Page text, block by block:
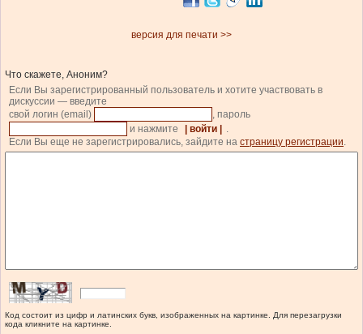
версия для печати >>
Что скажете, Аноним?
Если Вы зарегистрированный пользователь и хотите участвовать в
дискуссии — введите
свой логин (email)
, пароль
и нажмите
| войти |
.
Если Вы еще не зарегистрировались, зайдите на страницу регистрации.
Код состоит из цифр и латинских букв, изображенных на картинке. Для перезагрузки
кода кликните на картинке.